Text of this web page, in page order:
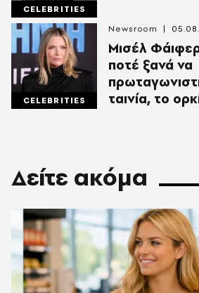
CELEBRITIES
CELEBRITIES
Μισέλ
ποτέ ξανά να
ταινία, το
Newsroom
Δείτε ακόμα